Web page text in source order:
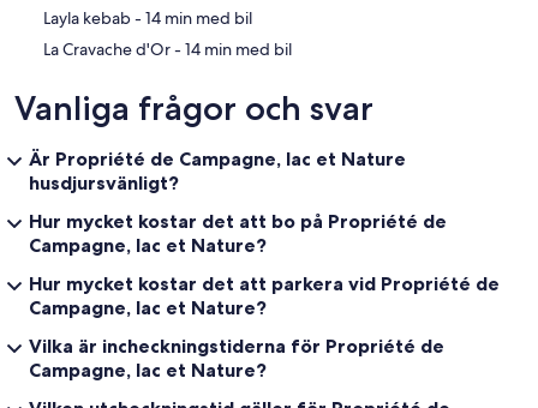
‪Layla kebab - ‬14 min med bil
‪La Cravache d'Or - ‬14 min med bil
Vanliga frågor och svar
Är Propriété de Campagne, lac et Nature
husdjursvänligt?
Hur mycket kostar det att bo på Propriété de
Campagne, lac et Nature?
Hur mycket kostar det att parkera vid Propriété de
Campagne, lac et Nature?
Vilka är incheckningstiderna för Propriété de
Campagne, lac et Nature?